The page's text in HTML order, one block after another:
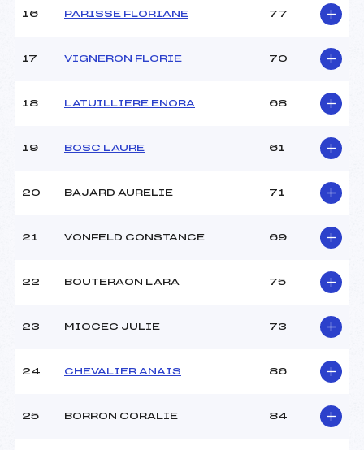
16 PARISSE FLORIANE 77
17 VIGNERON FLORIE 70
18 LATUILLIERE ENORA 68
19 BOSC LAURE 61
20 BAJARD AURELIE 71
21 VONFELD CONSTANCE 69
22 BOUTERAON LARA 75
23 MIOCEC JULIE 73
24 CHEVALIER ANAIS 86
25 BORRON CORALIE 84